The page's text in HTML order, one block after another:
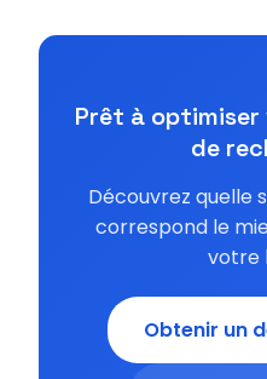
Prêt à
de
Découvrez quelle
correspond le
votre
Obtenir un